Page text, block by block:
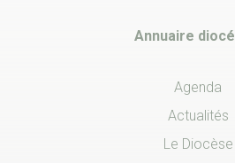
Annuaire
Agenda
Actualités
Le Diocèse